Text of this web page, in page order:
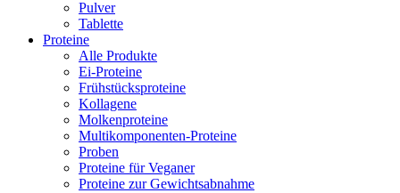
Pulver
Tablette
Proteine
Alle Produkte
Ei-Proteine
Frühstücksproteine
Kollagene
Molkenproteine
Multikomponenten-Proteine
Proben
Proteine für Veganer
Proteine zur Gewichtsabnahme